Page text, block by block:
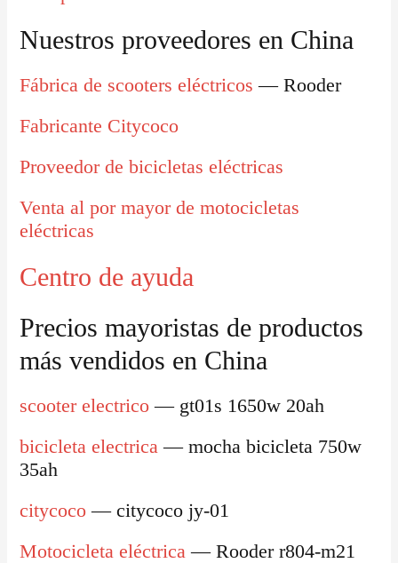
Nuestros proveedores en China
Fábrica de scooters eléctricos — Rooder
Fabricante Citycoco
Proveedor de bicicletas eléctricas
Venta al por mayor de motocicletas
eléctricas
Centro de ayuda
Precios mayoristas de productos
más vendidos en China
scooter electrico — gt01s 1650w 20ah
bicicleta electrica — mocha bicicleta 750w
35ah
citycoco — citycoco jy-01
Motocicleta eléctrica — Rooder r804-m21